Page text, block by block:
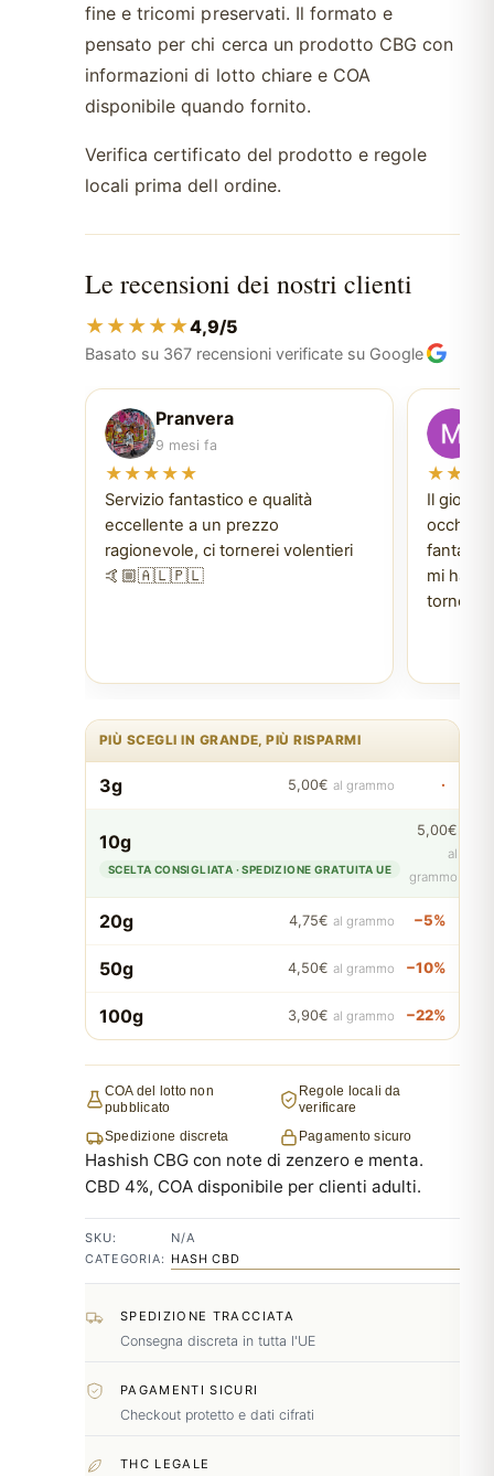
fine e tricomi preservati. Il formato e
pensato per chi cerca un prodotto CBG con
informazioni di lotto chiare e COA
disponibile quando fornito.
Verifica certificato del prodotto e regole
locali prima dell ordine.
Le recensioni dei nostri clienti
★★★★★4,9/5
Basato su 367 recensioni verificate su Google
Pranvera
9 mesi fa
★★★★★
Servizio fantastico e qualità
eccellente a un prezzo
ragionevole, ci tornerei volentieri
🤙🏼🇦🇱🇵🇱
Il
occhiali
mi ha
tornerò
PIÙ SCEGLI IN GRANDE, PIÙ RISPARMI
3g 5,00€ al grammo ·
10g
SCELTA CONSIGLIATA · SPEDIZIONE GRATUITA UE
5,00€
al
grammo
20g 4,75€ al grammo −5%
50g 4,50€ al grammo −10%
100g 3,90€ al grammo −22%
COA del lotto non
pubblicato
Regole locali da
verificare
Spedizione discreta
Pagamento sicuro
Hashish CBG con note di zenzero e menta.
CBD 4%, COA disponibile per clienti adulti.
SKU:
N/A
CATEGORIA: HASH CBD
SPEDIZIONE TRACCIATA
Consegna discreta in tutta l'UE
PAGAMENTI SICURI
Checkout protetto e dati cifrati
THC LEGALE